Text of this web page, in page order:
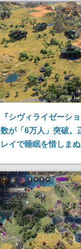
『シヴィライゼーシ
数が「6万人」突破。
レイで睡眠を惜しま
両論で、内政面は肯
への不満も。前作に
に期待